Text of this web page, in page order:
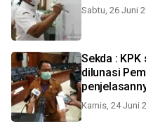
Sabtu, 26 Juni
Sekda :
dilunasi
Kamis, 24 Juni